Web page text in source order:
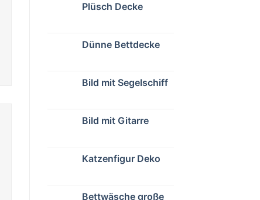
Plüsch Decke
Dünne Bettdecke
Bild mit Segelschiff
Bild mit Gitarre
Katzenfigur Deko
Bettwäsche große